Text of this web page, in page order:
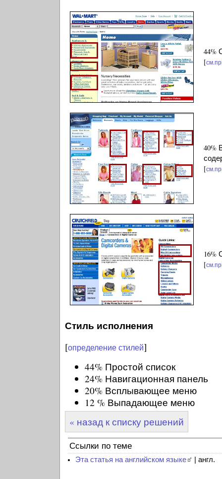
44%
[
40%
[
16%
[
Стиль исполнения
[определение стилей]
44% Простой список
24% Навигационная панель
20% Всплывающее меню
12 % Выпадающее меню
« назад к списку решений
Ссылки по теме
Эта статья на английском языке | англ.